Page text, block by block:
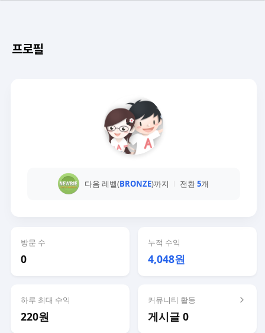
프로필
다음 레벨(BRONZE)까지 전환5개
방문 수
0
누적 수익
4,048원
하루 최대 수익
220원
커뮤니티 활동
게시글 0